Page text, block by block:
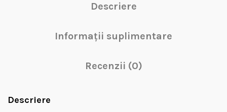
Descriere
Informații suplimentare
Recenzii (0)
Descriere